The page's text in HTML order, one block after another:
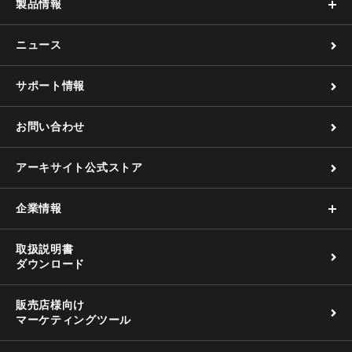
製品情報
ニュース
サポート情報
お問い合わせ
アーキサイト公式ストア
企業情報
取扱説明書
ダウンロード
販売店様向け
マーケティングツール